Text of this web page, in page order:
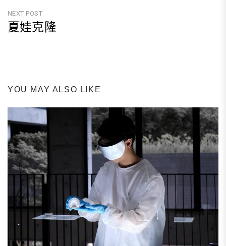
覽
NEXT POST
夏娃克隆
YOU MAY ALSO LIKE